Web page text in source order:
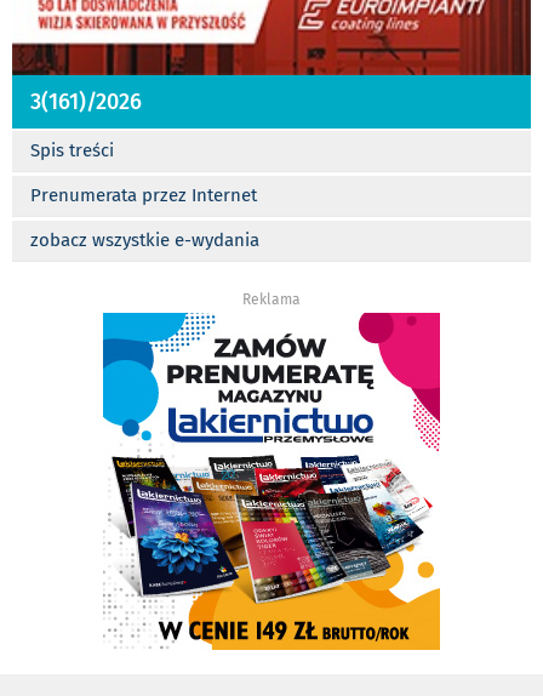
3(161)/2026
Spis treści
Prenumerata przez Internet
zobacz wszystkie e-wydania
Reklama